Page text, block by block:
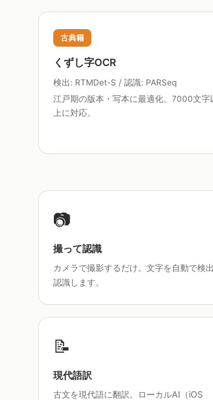
古典籍
くずし字OCR
検出: RTMDet-S / 認識: PARSeq
江戸期の版本・写本に最適化。7000文字
上に対応。
📷
撮って認識
カメラで撮影するだけ。文字を自動で検出
認識します。
📝
現代語訳
古文を現代語に翻訳。ローカルAI（iOS